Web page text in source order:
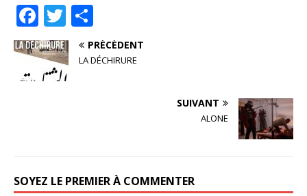
F
a
c
e
T
w
it
te
ar
ta
PRÉCÉDENT
LA DÉCHIRURE
SUIVANT
ALONE
SOYEZ LE PREMIER À COMMENTER